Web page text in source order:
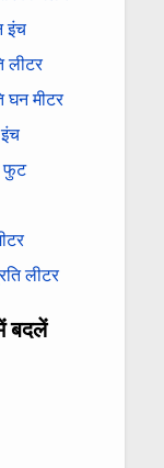
इंच
लीटर
घन मीटर
फुट
लीटर
बदलें